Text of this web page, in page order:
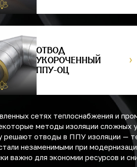
ОТВОД
УКОРОЧЕННЫЙ
ППУ-ОЦ
сетях теплоснабжения и
методы изоляции сложных
решают отводы в ППУ изоляции —
незаменимыми при
важно для экономии ресурсов и